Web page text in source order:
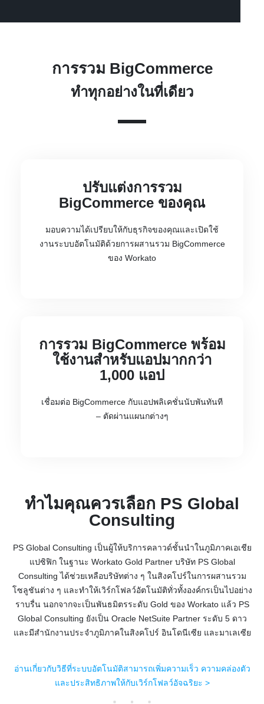
การรวม BigCommerce
ทำทุกอย่างในที่เดียว
ปรับแต่งการรวม
BigCommerce ของคุณ
มอบความได้เปรียบให้กับธุรกิจของคุณและเปิดใช้
งานระบบอัตโนมัติด้วยการผสานรวม BigCommerce
ของ Workato
การรวม BigCommerce พร้อม
ใช้งานสำหรับแอปมากกว่า
1,000 แอป
เชื่อมต่อ BigCommerce กับแอปพลิเคชั่นนับพันทันที
– ตัดผ่านแผนกต่างๆ
ทำไมคุณควรเลือก PS Global
Consulting
PS Global Consulting เป็นผู้ให้บริการคลาวด์ชั้นนำในภูมิภาคเอเชีย
แปซิฟิก ในฐานะ Workato Gold Partner บริษัท PS Global
Consulting ได้ช่วยเหลือบริษัทต่าง ๆ ในสิงคโปร์ในการผสานรวม
โซลูชันต่าง ๆ และทำให้เวิร์กโฟลว์อัตโนมัติทั่วทั้งองค์กรเป็นไปอย่าง
ราบรื่น นอกจากจะเป็นพันธมิตรระดับ Gold ของ Workato แล้ว PS
Global Consulting ยังเป็น Oracle NetSuite Partner ระดับ 5 ดาว
และมีสำนักงานประจำภูมิภาคในสิงคโปร์ อินโดนีเซีย และมาเลเซีย
อ่านเกี่ยวกับวิธีที่ระบบอัตโนมัติสามารถเพิ่มความเร็ว ความคล่องตัว
และประสิทธิภาพให้กับเวิร์กโฟลว์อัจฉริยะ >